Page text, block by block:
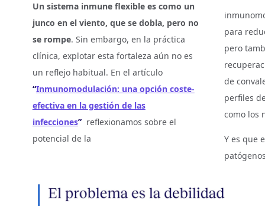
Un sistema inmune flexible es como un
junco en el viento, que se dobla, pero no
se rompe. Sin embargo, en la práctica
clínica, explotar esta fortaleza aún no es
un reflejo habitual. En el artículo
“Inmunomodulación: una opción coste-
efectiva en la gestión de las
infecciones”reflexionamos sobre el
potencial de la
para
pero
de
perfiles
como los
Y es que